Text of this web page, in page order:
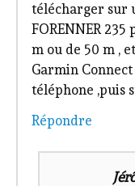
télécharger sur
FORENNER
m ou de 50 m ,
Garmin
téléphone ,puis
Répondre